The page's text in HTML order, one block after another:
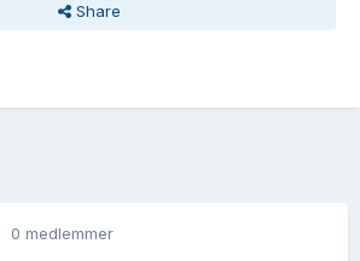
Share
0 medlemmer